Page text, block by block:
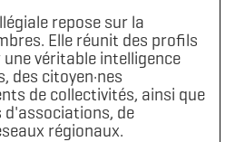
repose sur la
Elle réunit des profils
véritable intelligence
des citoyen·nes
de collectivités, ainsi que
d'associations, de
régionaux.